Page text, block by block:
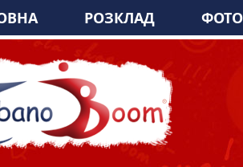
РОЗКЛАД